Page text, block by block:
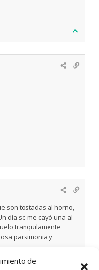
de
son tostadas al horno,
día se me cayó una al
tranquilamente
parsimonia y